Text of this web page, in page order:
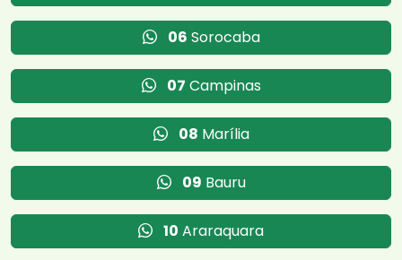
06 Sorocaba
07 Campinas
08 Marília
09 Bauru
10 Araraquara